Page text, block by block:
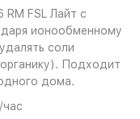
RM FSL Лайт с
ионообменному
соли
Подходит
дома.